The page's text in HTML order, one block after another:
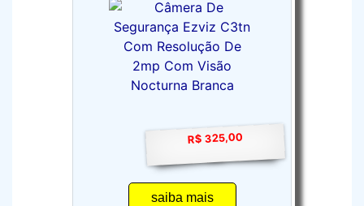
R$ 325,00
saiba mais